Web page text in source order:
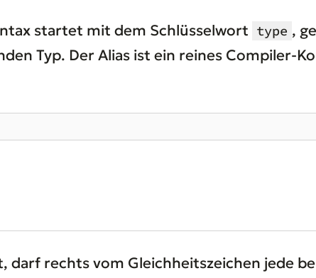
startet mit dem Schlüsselwort type ,
Typ. Der Alias ist ein reines Compiler-
rechts vom Gleichheitszeichen jede